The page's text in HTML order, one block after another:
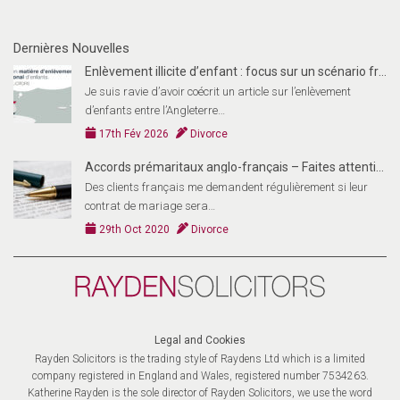
Dernières Nouvelles
Enlèvement illicite d’enfant : focus sur un scénario
Je suis ravie d’avoir coécrit un article sur l’enlèvement
d’enfants entre l’Angleterre…
17th Fév 2026 Divorce
Accords prémaritaux anglo-français – Faites attention!
Des clients français me demandent régulièrement si leur
contrat de mariage sera…
29th Oct 2020 Divorce
Legal and Cookies
Rayden Solicitors is the trading style of Raydens Ltd which is a limited
company registered in England and Wales, registered number 7534263.
Katherine Rayden is the sole director of Rayden Solicitors, we use the word